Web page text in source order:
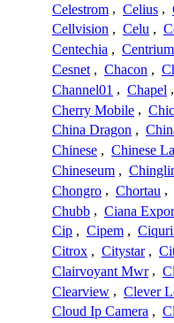
Celestrom , Celius ,
Cellvision , Celu ,
Centechia , Centrium
Cesnet , Chacon ,
Channel01 , Chapel ,
Cherry Mobile ,
China Dragon ,
Chinese , Chinese
Chineseum ,
Chongro , Chortau ,
Chubb , Ciana
Cip , Cipem ,
Citrox , Citystar ,
Clairvoyant Mwr ,
Clearview , Clever
Cloud Ip Camera ,